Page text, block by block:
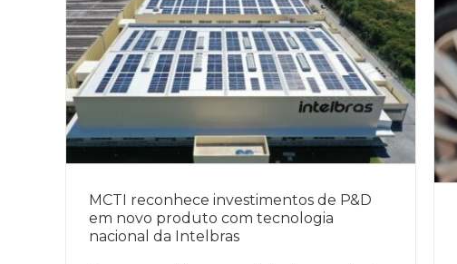
MCTI reconhece investimentos de P&D
em novo produto com tecnologia
nacional da Intelbras